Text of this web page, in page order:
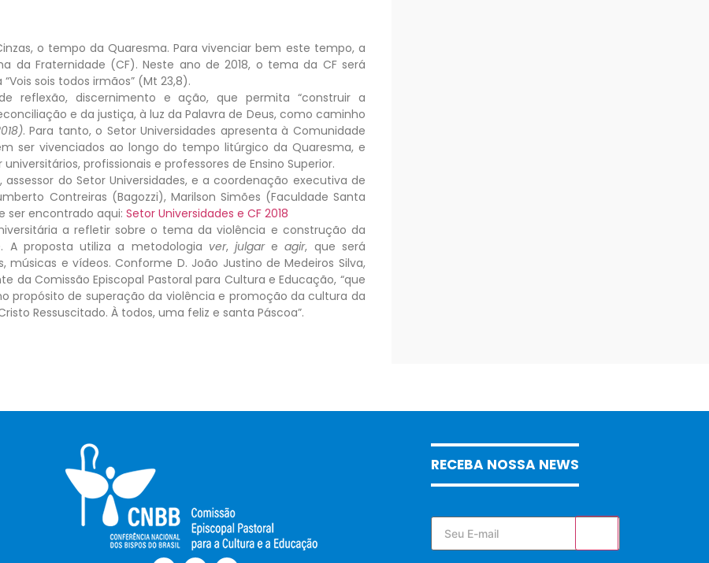
o tempo da Quaresma. Para vivenciar bem este tempo, a
da Fraternidade (CF). Neste ano de 2018, o tema da CF será
sois todos irmãos” (Mt 23,8).
reflexão, discernimento e ação, que permita “construir a
e da justiça, à luz da Palavra de Deus, como caminho
. Para tanto, o Setor Universidades apresenta à Comunidade
ser vivenciados ao longo do tempo litúrgico da Quaresma, e
profissionais e professores de Ensino Superior.
do Setor Universidades, e a coordenação executiva de
Contreiras (Bagozzi), Marilson Simões (Faculdade Santa
ser encontrado aqui: Setor Universidades e CF 2018
a refletir sobre o tema da violência e construção da
A proposta utiliza a metodologia ver, julgareagir, que será
e vídeos. Conforme D. João Justino de Medeiros Silva,
da Comissão Episcopal Pastoral para Cultura e Educação, “que
propósito de superação da violência e promoção da cultura da
Ressuscitado. À todos, uma feliz e santa Páscoa”.
RECEBA NOSSA NEWS